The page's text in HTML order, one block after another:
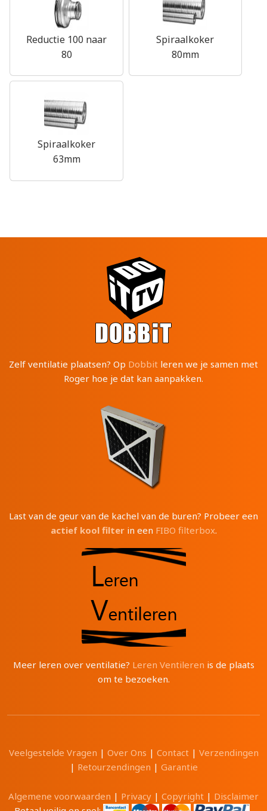
Reductie 100 naar
80
Spiraalkoker
80mm
Spiraalkoker
63mm
Zelf ventilatie plaatsen? Op Dobbit leren we je samen met
Roger hoe je dat kan aanpakken.
Last van de geur van de kachel van de buren? Probeer een
actief kool filterin een FIBO filterbox.
Meer leren over ventilatie? Leren Ventileren is de plaats
om te bezoeken.
Veelgestelde Vragen | Over Ons | Contact| Verzendingen
| Retourzendingen | Garantie
Algemene voorwaarden | Privacy | Copyright | Disclaimer